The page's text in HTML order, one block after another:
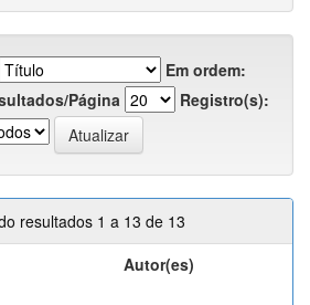
Em ordem:
Página
Registro(s):
resultados 1 a 13 de 13
Autor(es)